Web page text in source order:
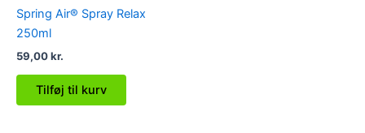
Spring Air® Spray Relax
250ml
59,00kr.
Tilføj til kurv